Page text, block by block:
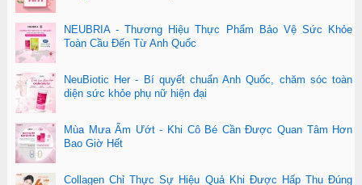
NEUBRIA - Thương Hiệu Thực Phẩm Bảo Vệ Sức Khỏe
Toàn Cầu Đến Từ Anh Quốc
NeuBiotic Her - Bí quyết chuẩn Anh Quốc, chăm sóc toàn
diện sức khỏe phụ nữ hiện đại
Mùa Mưa Ẩm Ướt - Khi Cô Bé Cần Được Quan Tâm Hơn
Bao Giờ Hết
Collagen Chỉ Thực Sự Hiệu Quả Khi Được Hấp Thu Đúng